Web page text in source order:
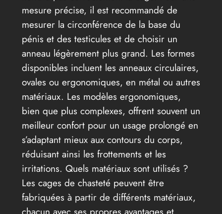
mesure précise, il est recommandé de
mesurer la circonférence de la base du
pénis et des testicules et de choisir un
anneau légèrement plus grand. Les formes
disponibles incluent les anneaux circulaires,
ovales ou ergonomiques, en métal ou autres
matériaux. Les modèles ergonomiques,
bien que plus complexes, offrent souvent un
meilleur confort pour un usage prolongé en
s’adaptant mieux aux contours du corps,
réduisant ainsi les frottements et les
irritations. Quels matériaux sont utilisés ?
Les cages de chasteté peuvent être
fabriquées à partir de différents matériaux,